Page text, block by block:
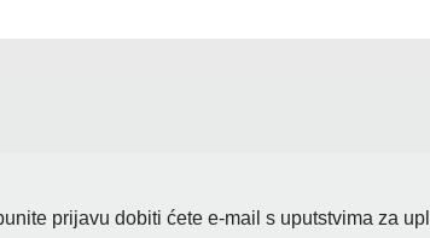
prijavu dobiti ćete e-mail s uputstvima za